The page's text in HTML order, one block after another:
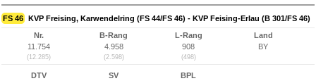
FS 46 KVP Freising, Karwendelring (FS 44/FS 46) - KVP Feising-Erlau (B 301/FS 46)
Nr.
11.754
(12.285)
B-Rang
4.958
(2.598)
L-Rang
908
(498)
Land
BY
DTV
SV
BPL